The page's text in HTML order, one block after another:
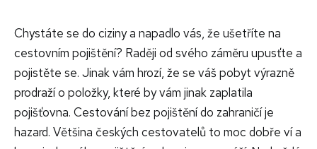
Chystáte se do ciziny a napadlo vás, že ušetříte na
cestovním pojištění? Raději od svého záměru upusťte a
pojistěte se. Jinak vám hrozí, že se váš pobyt výrazně
prodraží o položky, které by vám jinak zaplatila
pojišťovna. Cestování bez pojištění do zahraničí je
hazard. Většina českých cestovatelů to moc dobře ví a